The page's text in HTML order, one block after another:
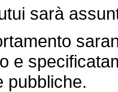
sarà
e
pubbliche.